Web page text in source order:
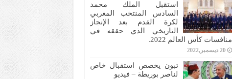
استقبل الملك محمد
السادس المنتخب المغربي
لكرة القدم بعد الإنجاز
التاريخي الذي حققه في
منافسات كأس العالم 2022.
20 ديسمبر,2022
تبون يخصص استقبال خاص
لناصر بوريطة – فيديو